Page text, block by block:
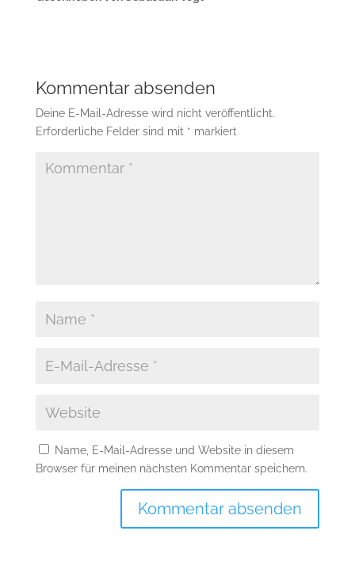
Kommentar absenden
Deine E-Mail-Adresse wird nicht veröffentlicht.
Erforderliche Felder sind mit * markiert
Name, E-Mail-Adresse und Website in diesem
Browser für meinen nächsten Kommentar speichern.